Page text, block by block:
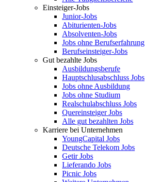
Einsteiger-Jobs
Junior-Jobs
Abiturienten-Jobs
Absolventen-Jobs
Jobs ohne Berufserfahrung
Berufseinsteiger-Jobs
Gut bezahlte Jobs
Ausbildungsberufe
Hauptschlusabschluss Jobs
Jobs ohne Ausbildung
Jobs ohne Studium
Realschulabschluss Jobs
Quereinsteiger Jobs
Alle gut bezahlten Jobs
Karriere bei Unternehmen
YoungCapital Jobs
Deutsche Telekom Jobs
Getir Jobs
Lieferando Jobs
Picnic Jobs